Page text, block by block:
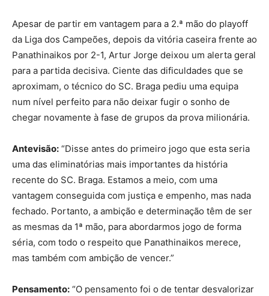
Apesar de partir em vantagem para a 2.ª mão do playoff
da Liga dos Campeões, depois da vitória caseira frente ao
Panathinaikos por 2-1, Artur Jorge deixou um alerta geral
para a partida decisiva. Ciente das dificuldades que se
aproximam, o técnico do SC. Braga pediu uma equipa
num nível perfeito para não deixar fugir o sonho de
chegar novamente à fase de grupos da prova milionária.
Antevisão: “Disse antes do primeiro jogo que esta seria
uma das eliminatórias mais importantes da história
recente do SC. Braga. Estamos a meio, com uma
vantagem conseguida com justiça e empenho, mas nada
fechado. Portanto, a ambição e determinação têm de ser
as mesmas da 1ª mão, para abordarmos jogo de forma
séria, com todo o respeito que Panathinaikos merece,
mas também com ambição de vencer.”
Pensamento: “O pensamento foi o de tentar desvalorizar